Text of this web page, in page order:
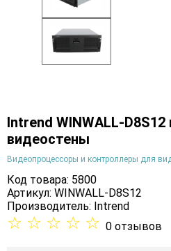
Intrend WINWALL-
видеостены
Видеопроцессоры и контроллеры для
Код товара: 5800
Артикул: WINWALL-D8S12
Производитель: Intrend
☆ ☆ ☆ ☆ ☆ 0 отзывов